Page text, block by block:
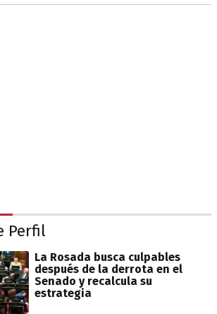
Perfil
La Rosada busca culpables
después de la derrota en el
Senado y recalcula su
estrategia